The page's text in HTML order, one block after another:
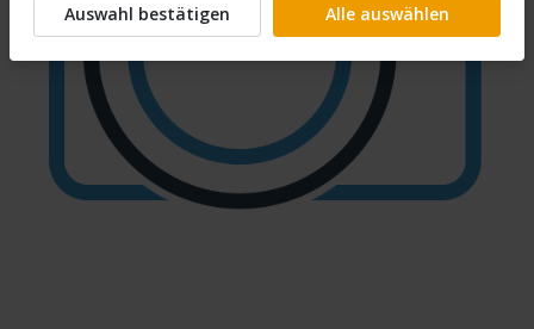
Auswahl bestätigen Alle auswählen